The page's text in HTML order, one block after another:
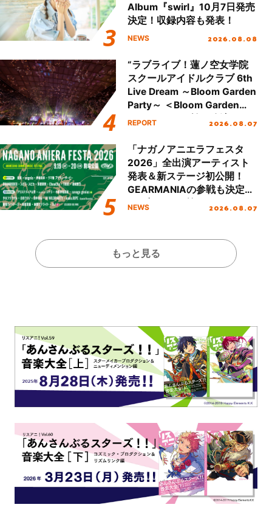
Album『swirl』10月7日発売
決定！収録内容も発表！
NEWS 2026.08.08
“ラブライブ！蓮ノ空女学院
スクールアイドルクラブ 6th
Live Dream ～Bloom Garden
Party～ ＜Bloom Garden
Party Stage／埼玉公演＞”
REPORT 2026.08.07
「ナガノアニエラフェスタ
2026」全出演アーティスト
発表＆新ステージ初公開！
GEARMANIAの参戦も決定
し、初となる第3ステージの
NEWS 2026.08.07
もっと見る